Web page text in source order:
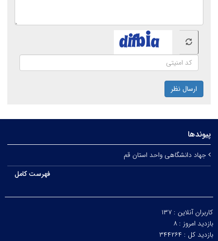
ارسال نظر
پیوندها
جهاد دانشگاهی واحد استان قم
فهرست کامل
کاربران آنلاین : ۱۳۷
بازدید امروز : ۸
بازدید کل : ۳۴۴۲۶۴